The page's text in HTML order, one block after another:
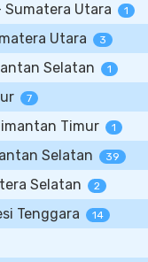
Utara 1
Utara 3
Selatan 1
7
Timur 1
Selatan 39
Selatan 2
Tenggara 14